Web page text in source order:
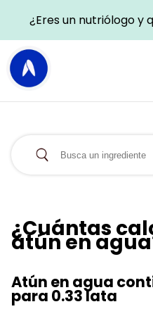
¿Eres un nutriólogo y
¿Cuántas
atún en
Atún en agua
para 0.33 lata